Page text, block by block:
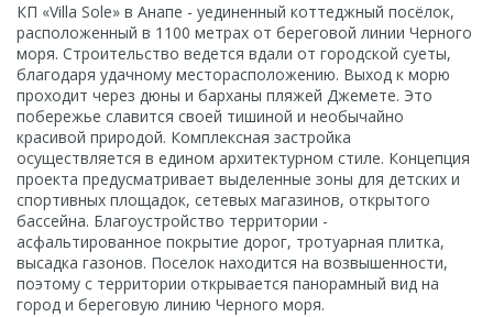
КП «Villa Sole» в Анапе - уединенный коттеджный посёлок,
расположенный в 1100 метрах от береговой линии Черного
моря. Строительство ведется вдали от городской суеты,
благодаря удачному месторасположению. Выход к морю
проходит через дюны и барханы пляжей Джемете. Это
побережье славится своей тишиной и необычайно
красивой природой. Комплексная застройка
осуществляется в едином архитектурном стиле. Концепция
проекта предусматривает выделенные зоны для детских и
спортивных площадок, сетевых магазинов, открытого
бассейна. Благоустройство территории -
асфальтированное покрытие дорог, тротуарная плитка,
высадка газонов. Поселок находится на возвышенности,
поэтому с территории открывается панорамный вид на
город и береговую линию Черного моря.